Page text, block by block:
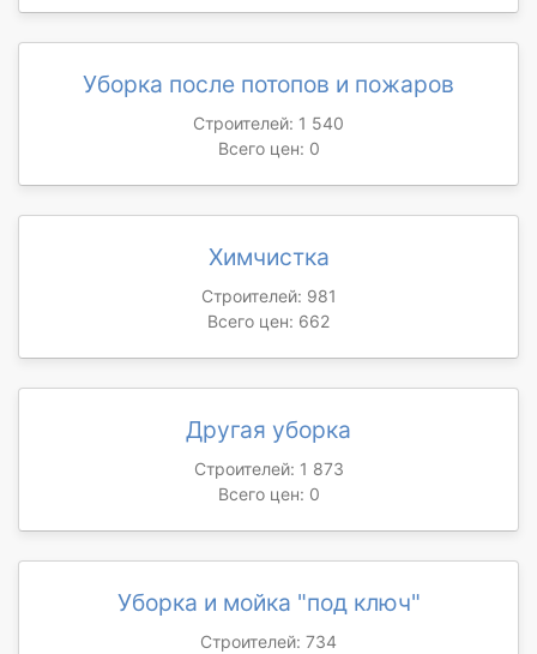
Уборка после потопов и пожаров
Строителей: 1 540
Всего цен: 0
Химчистка
Строителей: 981
Всего цен: 662
Другая уборка
Строителей: 1 873
Всего цен: 0
Уборка и мойка "под ключ"
Строителей: 734